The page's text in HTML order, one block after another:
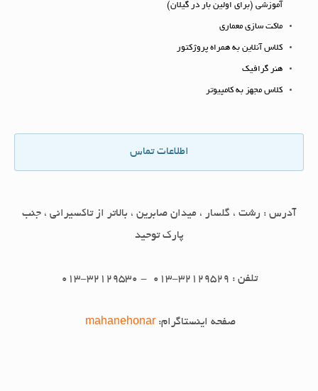
آموزشی (برای اولین بار در گیلان)
ماکت سازی معماری
کلاس آنلاین به همراه پروژکتور
هنر گرافیک
کلاس مجهز به کامپیوتر
اطلاعات تماس
آدرس : رشت ، گلسار ، میدان صابرین ، بالاتر از تاکسیرانی ، جنب
پارک توحید
تلفن : 32129529-013 - 32129530-013
صفحه اینستاگرام:mahanehonar